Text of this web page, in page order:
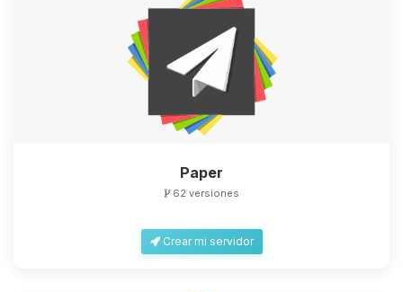
Paper
62 versiones
Crear mi servidor